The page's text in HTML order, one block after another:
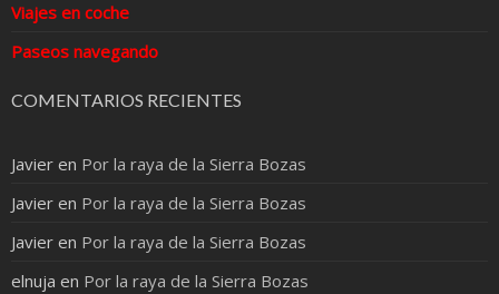
Viajes en coche
Paseos navegando
COMENTARIOS RECIENTES
Javier en Por la raya de la Sierra Bozas
Javier en Por la raya de la Sierra Bozas
Javier en Por la raya de la Sierra Bozas
elnuja en Por la raya de la Sierra Bozas